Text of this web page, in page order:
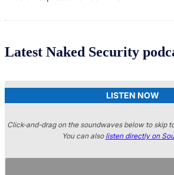
Latest Naked Security
LISTEN NOW
Click-and-drag on the soundwaves below to skip
You can also listen directly on